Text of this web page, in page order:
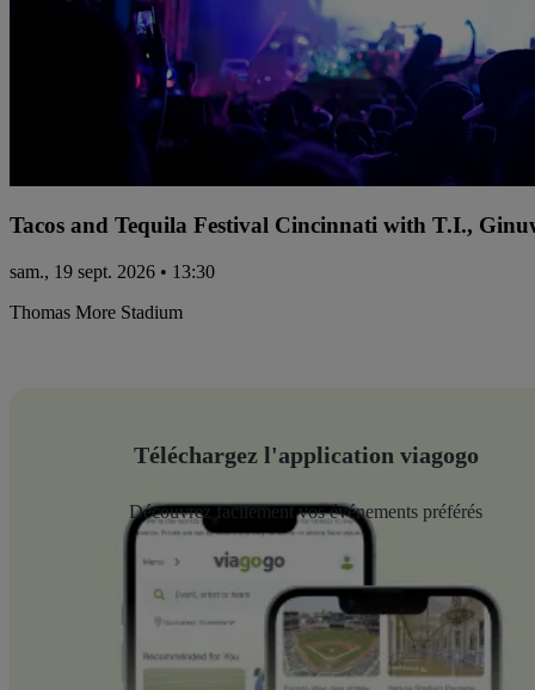
Tacos and Tequila Festival Cincinnati with T.I.,
sam., 19 sept. 2026 • 13:30
Thomas More Stadium
Téléchargez l'application viagogo
Découvrez facilement vos événements préférés